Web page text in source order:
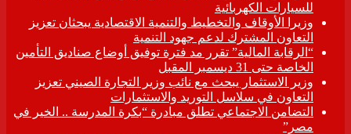
للسيارات الكهربائية
وزيرا الأوقاف والتخطيط والتنمية الاقتصادية يبحثان تعزيز
التعاون المشترك لدعم جهود التنمية
“الرقابة المالية” تقرر مد فترة توفيق أوضاع صناديق التأمين
الخاصة حتى 31 ديسمبر المقبل
وزير الاستثمار يبحث مع نائب وزير التجارة الصيني تعزيز
التعاون في سلاسل التوريد والاستثمارات
التضامن الاجتماعي تطلق مبادرة “بكرة المدرسة .. الخير في
مصر”